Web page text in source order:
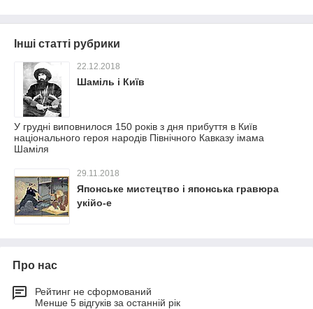
Інші статті рубрики
22.12.2018
Шаміль і Київ
У грудні виповнилося 150 років з дня прибуття в Київ
національного героя народів Північного Кавказу імама
Шаміля
29.11.2018
Японське мистецтво і японська гравюра
укійо-е
Про нас
Рейтинг не сформований
Менше 5 відгуків за останній рік